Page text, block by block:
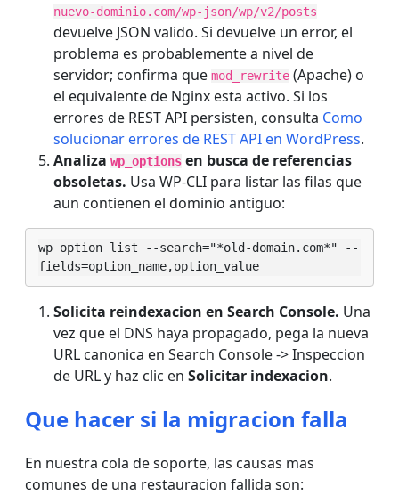
nuevo-dominio.com/wp-json/wp/v2/posts
devuelve JSON valido. Si devuelve un error, el
problema es probablemente a nivel de
servidor; confirma que mod_rewrite (Apache) o
el equivalente de Nginx esta activo. Si los
errores de REST API persisten, consulta Como
solucionar errores de REST API en WordPress.
Analiza wp_options en busca de referencias
obsoletas. Usa WP-CLI para listar las filas que
aun contienen el dominio antiguo:
wp option list --search="*old-domain.com*" --
fields=option_name,option_value
Solicita reindexacion en Search Console. Una
vez que el DNS haya propagado, pega la nueva
URL canonica en Search Console -> Inspeccion
de URL y haz clic en Solicitar indexacion.
Que hacer si la migracion falla
En nuestra cola de soporte, las causas mas
comunes de una restauracion fallida son: